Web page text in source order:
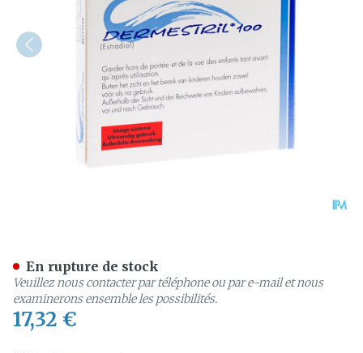
17,32 €
En rupture de stock
Veuillez nous contacter par téléphone ou par e-mail et nous
examinerons ensemble les possibilités.